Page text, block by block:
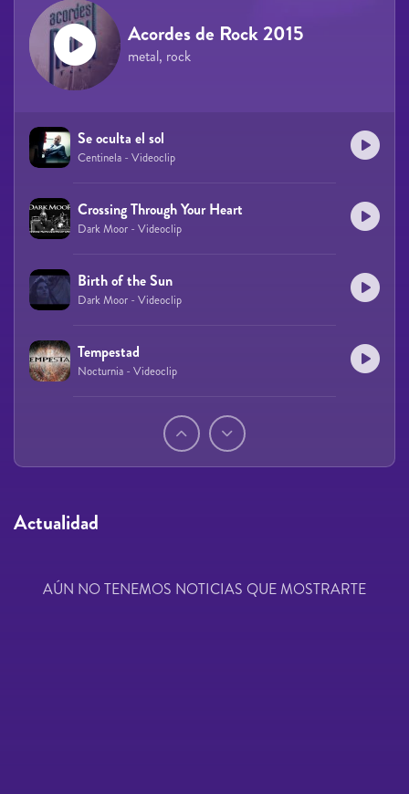
Acordes de Rock 2015
metal, rock
Se oculta el sol
Centinela - Videoclip
Crossing Through Your Heart
Dark Moor - Videoclip
Birth of the Sun
Dark Moor - Videoclip
Tempestad
Nocturnia - Videoclip
Actualidad
AÚN NO TENEMOS NOTICIAS QUE MOSTRARTE